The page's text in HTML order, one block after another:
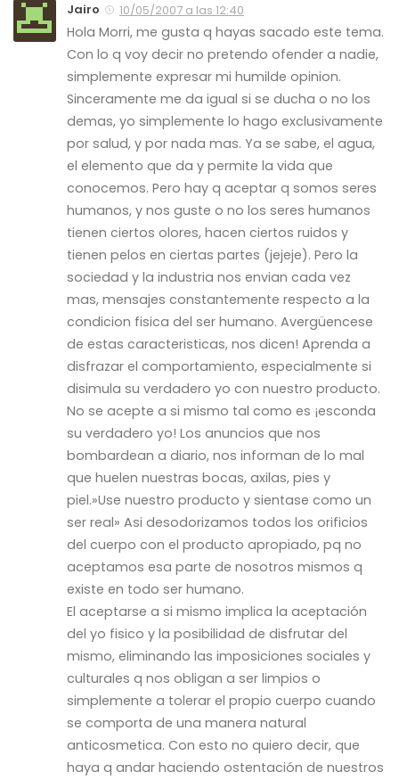
Jairo
10/05/2007 a las 12:40
Hola Morri, me gusta q hayas sacado este tema.
Con lo q voy decir no pretendo ofender a nadie,
simplemente expresar mi humilde opinion.
Sinceramente me da igual si se ducha o no los
demas, yo simplemente lo hago exclusivamente
por salud, y por nada mas. Ya se sabe, el agua,
el elemento que da y permite la vida que
conocemos. Pero hay q aceptar q somos seres
humanos, y nos guste o no los seres humanos
tienen ciertos olores, hacen ciertos ruidos y
tienen pelos en ciertas partes (jejeje). Pero la
sociedad y la industria nos envian cada vez
mas, mensajes constantemente respecto a la
condicion fisica del ser humano. Avergüencese
de estas caracteristicas, nos dicen! Aprenda a
disfrazar el comportamiento, especialmente si
disimula su verdadero yo con nuestro producto.
No se acepte a si mismo tal como es ¡esconda
su verdadero yo! Los anuncios que nos
bombardean a diario, nos informan de lo mal
que huelen nuestras bocas, axilas, pies y
piel.»Use nuestro producto y sientase como un
ser real» Asi desodorizamos todos los orificios
del cuerpo con el producto apropiado, pq no
aceptamos esa parte de nosotros mismos q
existe en todo ser humano.
El aceptarse a si mismo implica la aceptación
del yo fisico y la posibilidad de disfrutar del
mismo, eliminando las imposiciones sociales y
culturales q nos obligan a ser limpios o
simplemente a tolerar el propio cuerpo cuando
se comporta de una manera natural
anticosmetica. Con esto no quiero decir, que
haya q andar haciendo ostentación de nuestros